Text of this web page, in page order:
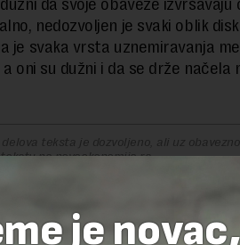
da svoje obaveze izvršavaju
nedozvoljen je svaki oblik
je svaka vrsta uznemiravanja
a oni su dužni i da se drže
teksta je dozvoljeno, ali uz
na novaekonomija.rs
je novac,